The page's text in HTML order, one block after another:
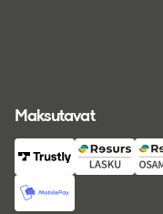
Maksutavat